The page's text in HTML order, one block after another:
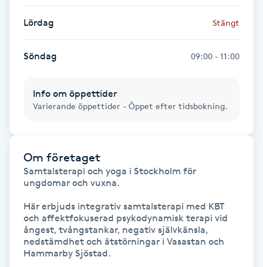
IPL hårborttagning
Lördag Stängt
Söndag 09:00 - 11:00
Info om öppettider
Varierande öppettider - Öppet efter tidsbokning.
Om företaget
Samtalsterapi och yoga i Stockholm för
ungdomar och vuxna.
Här erbjuds integrativ samtalsterapi med KBT
och affektfokuserad psykodynamisk terapi vid
ångest, tvångstankar, negativ självkänsla,
nedstämdhet och ätstörningar i Vasastan och
Hammarby Sjöstad.